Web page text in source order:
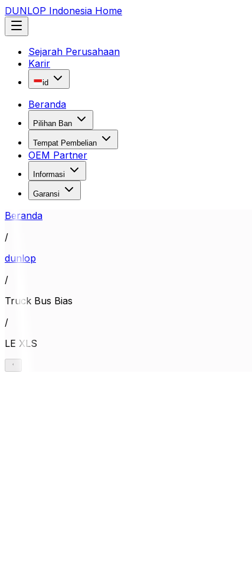
DUNLOP Indonesia Home
Sejarah Perusahaan
Karir
id
Beranda
Pilihan Ban
Tempat Pembelian
OEM Partner
Informasi
Garansi
Beranda
/
dunlop
/
Truck Bus Bias
/
LE XLS